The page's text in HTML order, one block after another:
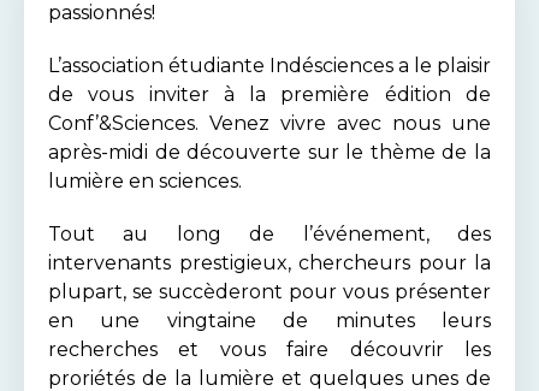
passionnés!
L’association étudiante Indésciences a le plaisir
de vous inviter à la première édition de
Conf’&Sciences. Venez vivre avec nous une
après-midi de découverte sur le thème de la
lumière en sciences.
Tout au long de l’événement, des
intervenants prestigieux, chercheurs pour la
plupart, se succèderont pour vous présenter
en une vingtaine de minutes leurs
recherches et vous faire découvrir les
proriétés de la lumière et quelques unes de